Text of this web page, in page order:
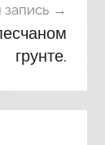
грунте.